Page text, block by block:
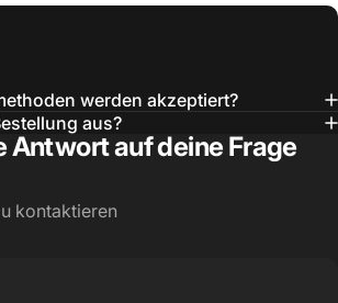
werden akzeptiert?
aus?
Antwort auf deine Frage
kontaktieren